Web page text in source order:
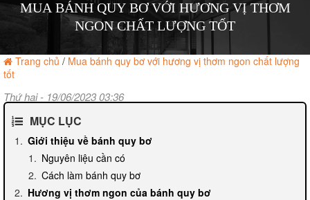
MUA BÁNH QUY BƠ VỚI HƯƠNG VỊ THƠM
NGON CHẤT LƯỢNG TỐT
Trang chủ / Mua bánh quy bơ với hương vị thơm ngon chất lượng
tốt
Thứ hai - 19/06/2023 03:36
MỤC LỤC
Giới thiệu về bánh quy bơ
Nguyên liệu cần có
Cách làm bánh quy bơ
Hương vị thơm ngon của bánh quy bơ